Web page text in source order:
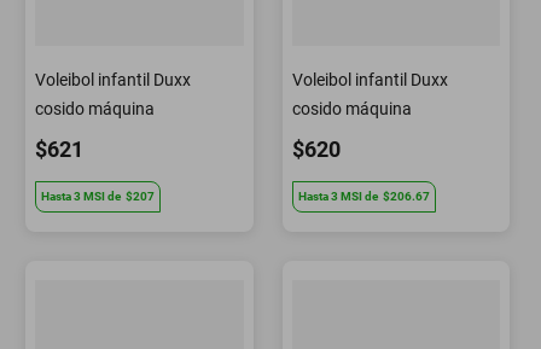
Voleibol infantil Duxx
cosido máquina
$621
Hasta3 MSIde $207
Voleibol infantil Duxx
cosido máquina
$620
Hasta3 MSIde $206.67